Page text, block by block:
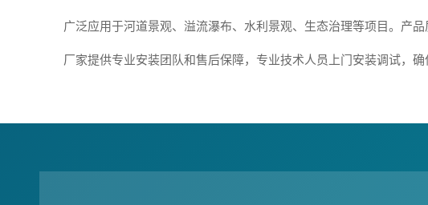
广泛应用于河道景观、溢流瀑布、水利景观、生态治理等项目。产
厂家提供专业安装团队和售后保障，专业技术人员上门安装调试，